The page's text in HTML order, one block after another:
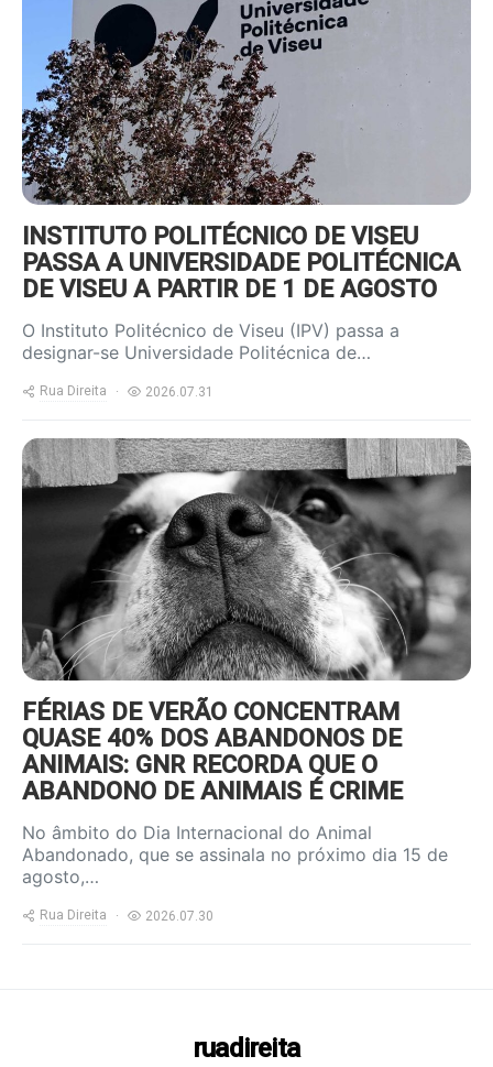
800x600.jpg
INSTITUTO POLITÉCNICO DE VISEU
PASSA A UNIVERSIDADE POLITÉCNICA
DE VISEU A PARTIR DE 1 DE AGOSTO
O Instituto Politécnico de Viseu (IPV) passa a
designar-se Universidade Politécnica de…
Rua Direita 2026.07.31
https://www.ruadireita.pt/wp-
content/uploads/2020/07/dog-
cute-pet-800x600.jpg
FÉRIAS DE VERÃO CONCENTRAM
QUASE 40% DOS ABANDONOS DE
ANIMAIS: GNR RECORDA QUE O
ABANDONO DE ANIMAIS É CRIME
No âmbito do Dia Internacional do Animal
Abandonado, que se assinala no próximo dia 15 de
agosto,…
Rua Direita 2026.07.30
ruadireita